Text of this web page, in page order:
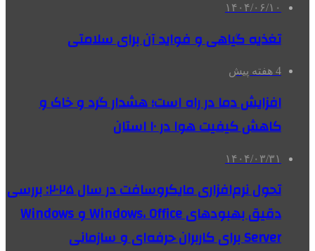
۱۴۰۴/۰۶/۱۰
تغذیه گیاهی و فواید آن برای سلامتی
4 هفته پیش
افزایش دما در راه است؛ هشدار گرد و خاک و
کاهش کیفیت هوا در ۱۰ استان
۱۴۰۴/۰۳/۳۱
تحول نرم‌افزاری مایکروسافت در سال ۲۰۲۵: بررسی
دقیق بهبودهای Windows، Office و Windows
Server برای کاربران حرفه‌ای و سازمانی